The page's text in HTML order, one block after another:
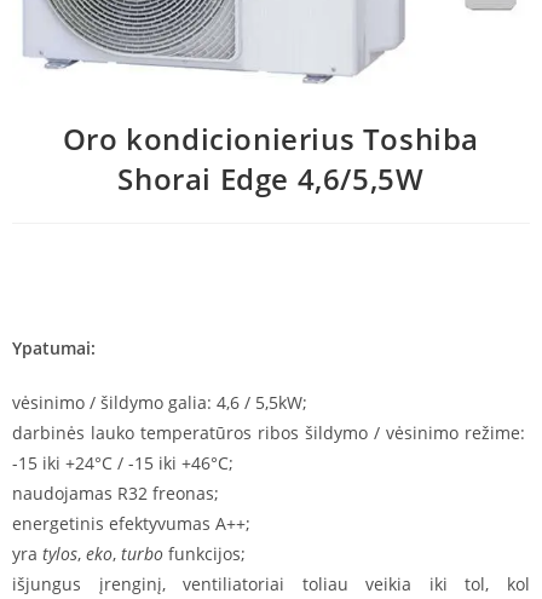
Oro kondicionierius Toshiba
Shorai Edge 4,6/5,5W
Ypatumai:
vėsinimo / šildymo galia: 4,6 / 5,5kW;
darbinės lauko temperatūros ribos šildymo / vėsinimo režime:
-15 iki +24°C / -15 iki +46°C;
naudojamas R32 freonas;
energetinis efektyvumas A++;
yra tylos, eko, turbo funkcijos;
išjungus įrenginį, ventiliatoriai toliau veikia iki tol, kol